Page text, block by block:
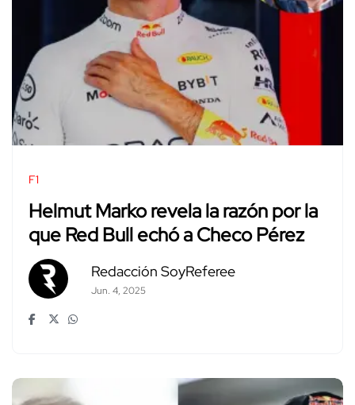
F1
Helmut Marko revela la razón por la
que Red Bull echó a Checo Pérez
Redacción SoyReferee
Jun. 4, 2025